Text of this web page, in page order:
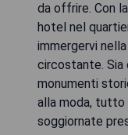
da offrire. Con
hotel nel
immergervi
circostante. Sia
monumenti
alla moda, tutto
soggiornate